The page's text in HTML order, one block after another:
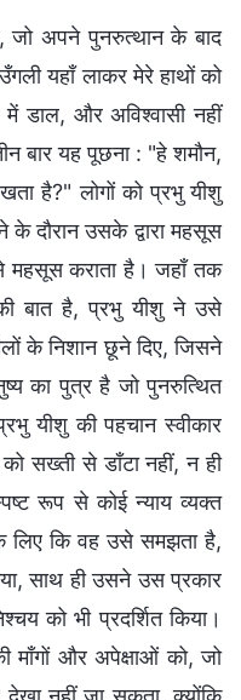
जो अपने पुनरुत्थान के बाद
यहाँ लाकर मेरे हाथों को
डाल, और अविश्‍वासी नहीं
बार यह पूछना : "हे शमौन,
है?" लोगों को प्रभु यीशु
दौरान उसके द्वारा महसूस
महसूस कराता है। जहाँ तक
बात है, प्रभु यीशु ने उसे
के निशान छूने दिए, जिसने
का पुत्र है जो पुनरुत्थित
की पहचान स्वीकार
सख्ती से डाँटा नहीं, न ही
रूप से कोई न्याय व्यक्त
लिए कि वह उसे समझता है,
साथ ही उसने उस प्रकार
को भी प्रदर्शित किया।
माँगों और अपेक्षाओं को, जो